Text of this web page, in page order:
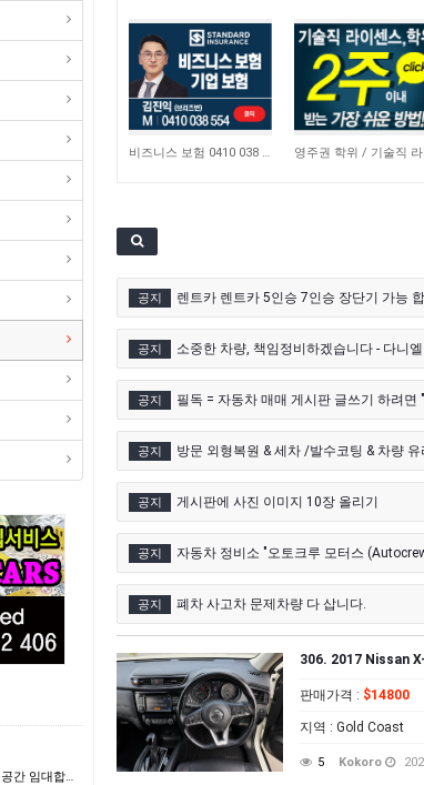
- milton 아파트 입주민 주차 공간 임대합니다 (지정석) !!
4,650 비즈니스 보험 0410 038 554 21,175 영주권 학위 /
공지 렌트카 렌트카 5인승 7인승 장단기 가능
공지 소중한 차량, 책임정비하겠습니다 - 다니
공지 필독 = 자동차 매매 게시판 글쓰기 하려면
공지 방문 외형복원 & 세차 /발수코팅 & 차량 유
공지 게시판에 사진 이미지 10장 올리기
공지 자동차 정비소 "오토크루 모터스
공지 폐차 사고차 문제차량 다 삽니다.
306. 2017 Nissan
판매가격 : $14800
지역 : Gold Coast
5 Kokoro